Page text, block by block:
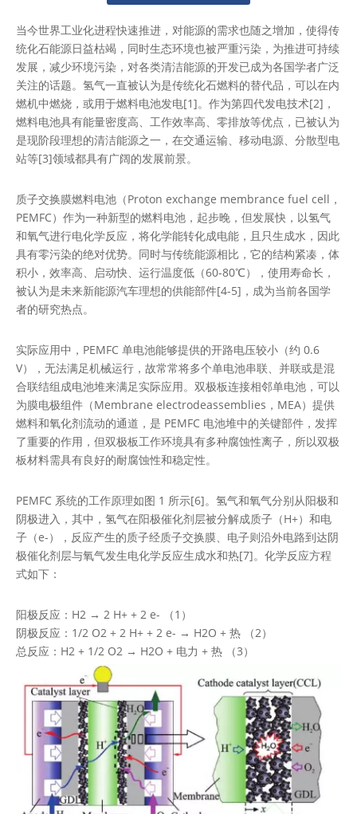
当今世界工业化进程快速推进，对能源的需求也随之增加，使得传
统化石能源日益枯竭，同时生态环境也被严重污染，为推进可持续
发展，减少环境污染，对各类清洁能源的开发已成为各国学者广泛
关注的话题。氢气一直被认为是传统化石燃料的替代品，可以在内
燃机中燃烧，或用于燃料电池发电[1]。作为第四代发电技术[2]，
燃料电池具有能量密度高、工作效率高、零排放等优点，已被认为
是现阶段理想的清洁能源之一，在交通运输、移动电源、分散型电
站等[3]领域都具有广阔的发展前景。
质子交换膜燃料电池（Proton exchange membrance fuel cell，
PEMFC）作为一种新型的燃料电池，起步晚，但发展快，以氢气
和氧气进行电化学反应，将化学能转化成电能，且只生成水，因此
具有零污染的绝对优势。同时与传统能源相比，它的结构紧凑，体
积小，效率高、启动快、运行温度低（60-80℃），使用寿命长，
被认为是未来新能源汽车理想的供能部件[4-5]，成为当前各国学
者的研究热点。
实际应用中，PEMFC 单电池能够提供的开路电压较小（约 0.6
V），无法满足机械运行，故常常将多个单电池串联、并联或是混
合联结组成电池堆来满足实际应用。双极板连接相邻单电池，可以
为膜电极组件（Membrane electrodeassemblies，MEA）提供
燃料和氧化剂流动的通道，是 PEMFC 电池堆中的关键部件，发挥
了重要的作用，但双极板工作环境具有多种腐蚀性离子，所以双极
板材料需具有良好的耐腐蚀性和稳定性。
PEMFC 系统的工作原理如图 1 所示[6]。氢气和氧气分别从阳极和
阴极进入，其中，氢气在阳极催化剂层被分解成质子（H+）和电
子（e-），反应产生的质子经质子交换膜、电子则沿外电路到达阴
极催化剂层与氧气发生电化学反应生成水和热[7]。化学反应方程
式如下：
阳极反应：H2 → 2 H+ + 2 e- （1）
阴极反应：1/2 O2 + 2 H+ + 2 e- → H2O + 热 （2）
总反应：H2 + 1/2 O2 → H2O + 电力 + 热 （3）